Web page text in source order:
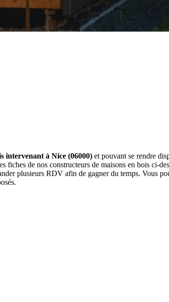
intervenant à Nice (06000) et pouvant se rendre
de nos constructeurs de maisons en bois ci-
plusieurs RDV afin de gagner du temps. Vous